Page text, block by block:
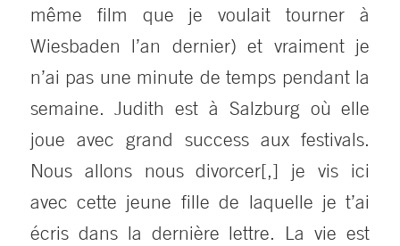
même film que je voulait tourner à
Wiesbaden l’an dernier) et vraiment je
n’ai pas une minute de temps pendant la
semaine. Judith est à Salzburg où elle
joue avec grand success aux festivals.
Nous allons nous divorcer[,] je vis ici
avec cette jeune fille de laquelle je t’ai
écris dans la dernière lettre. La vie est